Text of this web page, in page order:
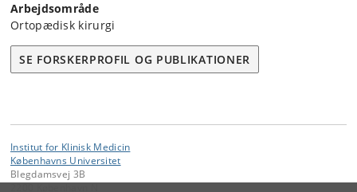
Arbejdsområde
Ortopædisk kirurgi
SE FORSKERPROFIL OG PUBLIKATIONER
Institut for Klinisk Medicin
Københavns Universitet
Blegdamsvej 3B